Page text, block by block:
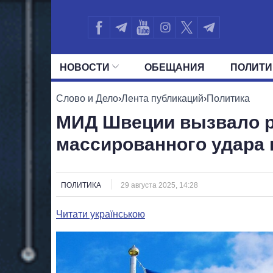
НОВОСТИ ОБЕЩАНИЯ
ВСЕ ПОЛИТИКИ ПРЕЗИДЕНТ И
Слово и Дело›Лента публикаций›Политика
МИД Швеции вызвало
массированного удара
ПОЛИТИКА 29 августа 2025, 14:28
Читати українською